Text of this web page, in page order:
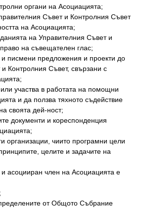
органи на Асоциацията;
Съвет и Контролния Съвет
на Асоциацията;
на Управителния Съвет и
на съвещателен глас;
и писмени предложения и проекти до
Контролния Съвет, свързани с
участва в работата на помощни
и да ползва тяхното съдействие
своята дей-ност;
документи и кореспонденция
организации, чиито програмни цели
целите и задачите на
асоцииран член на Асоциацията е
от Общото Събрание